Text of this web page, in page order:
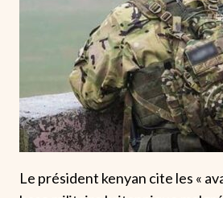
Le président kenyan cite les «